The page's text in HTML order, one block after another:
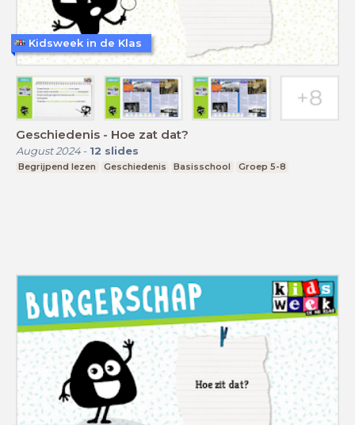
Geschiedenis - Hoe zat dat?
August 2024- 12 slides
Begrijpend lezen Geschiedenis Basisschool Groep 5-8
Kidsweek in de Klas